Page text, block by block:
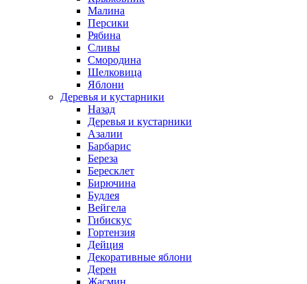
Малина
Персики
Рябина
Сливы
Смородина
Шелковица
Яблони
Деревья и кустарники
Назад
Деревья и кустарники
Азалии
Барбарис
Береза
Бересклет
Бирючина
Будлея
Вейгела
Гибискус
Гортензия
Дейция
Декоративные яблони
Дерен
Жасмин